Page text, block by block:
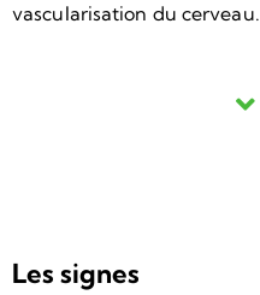
vascularisation du cerveau.
Les signes